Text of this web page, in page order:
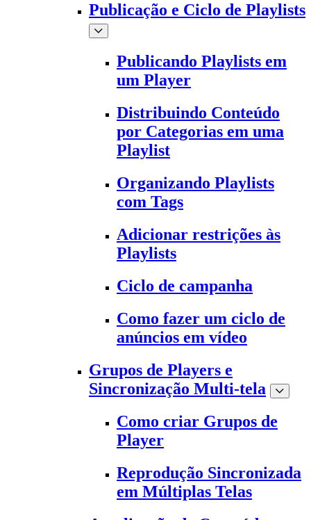
Publicação e Ciclo de Playlists
Publicando Playlists em
um Player
Distribuindo Conteúdo
por Categorias em uma
Playlist
Organizando Playlists
com Tags
Adicionar restrições às
Playlists
Ciclo de campanha
Como fazer um ciclo de
anúncios em vídeo
Grupos de Players e
Sincronização Multi-tela
Como criar Grupos de
Player
Reprodução Sincronizada
em Múltiplas Telas